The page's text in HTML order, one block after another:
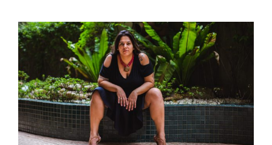
VOCÊ PRECISA MESMO DA BARRIGA
CHAPADA?